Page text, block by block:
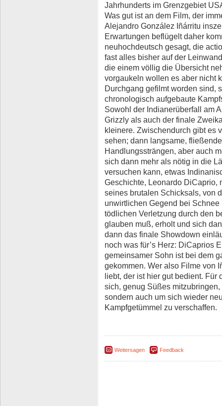
Jahrhunderts im Grenzgebiet
Was gut ist an dem Film, der
Alejandro González Iñárritu
Erwartungen beflügelt daher
neuhochdeutsch gesagt, die
fast alles bisher auf der
die einem völlig die Übersicht
vorgaukeln wollen es aber nicht
Durchgang gefilmt worden sind,
chronologisch aufgebaute
Sowohl der Indianerüberfall am
Grizzly als auch der finale
kleinere. Zwischendurch gibt es
sehen; dann langsame,
Handlungssträngen, aber auch
sich dann mehr als nötig in die
versuchen kann, etwas
Geschichte, Leonardo DiCaprio,
seines brutalen Schicksals, von
unwirtlichen Gegend bei
tödlichen Verletzung durch den
glauben muß, erholt und sich
dann das finale Showdown
noch was für’s Herz: DiCaprios
gemeinsamer Sohn ist bei dem
gekommen. Wer also Filme von
liebt, der ist hier gut bedient.
sich, genug Süßes
sondern auch um sich wieder
Kampfgetümmel zu verschaffen.
Weitersagen Feedback